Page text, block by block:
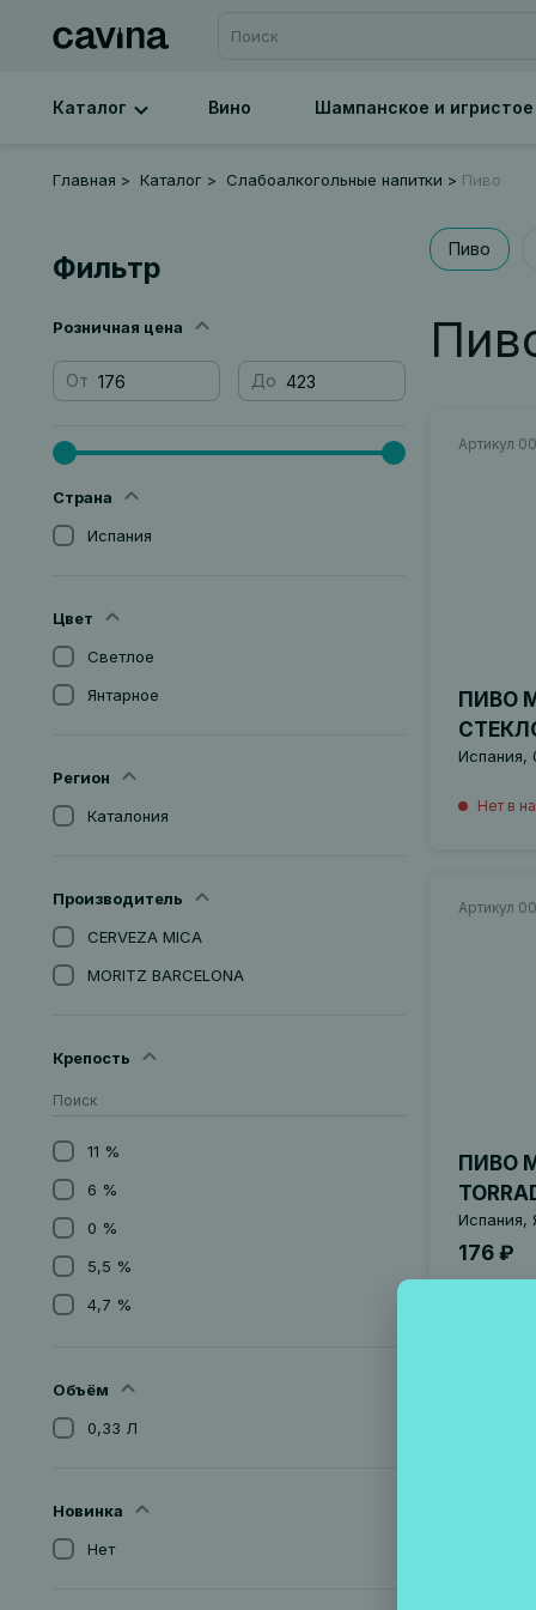
Каталог Вино Шампанское и игристое
Главная Каталог Слабоалкогольные напитки Пиво
Фильтр
Розничная цена
От До
Страна
Испания
Цвет
Светлое
Янтарное
Регион
Каталония
Производитель
CERVEZA MICA
MORITZ BARCELONA
Крепость
11 %
6 %
0 %
5,5 %
4,7 %
6,5 %
5,7 %
Объём
0,33 Л
Новинка
Нет
Пиво
Артикул
ПИВО
Испания,
Нет в
Артикул
ПИВО
Испания,
176 ₽
Артикул